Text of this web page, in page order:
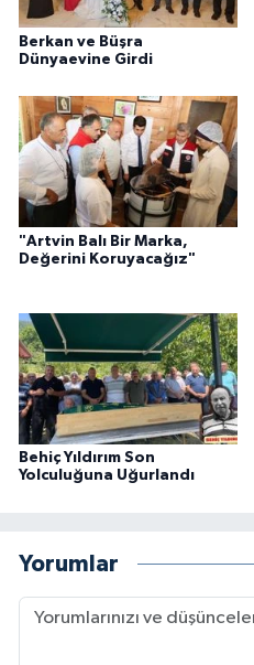
Berkan ve Büşra
Dünyaevine Girdi
"Artvin Balı Bir Marka,
Değerini Koruyacağız"
Behiç Yıldırım Son
Yolculuğuna Uğurlandı
Yorumlar